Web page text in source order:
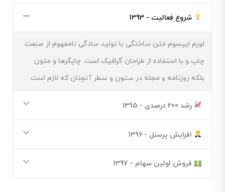
شروع فعالیت - 1393
لورم ایپسوم متن ساختگی با تولید سادگی نامفهوم از صنعت
چاپ و با استفاده از طراحان گرافیک است. چاپگرها و متون
بلکه روزنامه و مجله در ستون و سطر آنچنان که لازم است.
رشد 200 درصدی - 1395
افزایش پرسنل - 1396
فروش اولین سهام - 1397